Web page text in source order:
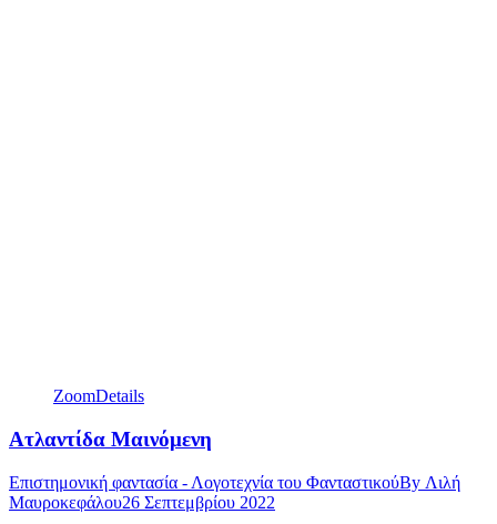
ZoomDetails
Ατλαντίδα Μαινόμενη
Επιστημονική φαντασία - Λογοτεχνία του ΦανταστικούBy Λιλή
Μαυροκεφάλου26 Σεπτεμβρίου 2022